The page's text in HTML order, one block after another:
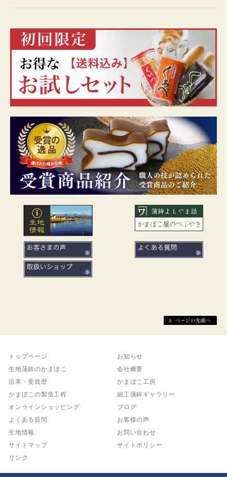
トップページ
お知らせ
生地蒲鉾のかまぼこ
会社概要
沿革・受賞歴
かまぼこ工房
かまぼこの製造工程
細工蒲鉾ギャラリー
オンラインショッピング
ブログ
よくある質問
お客様の声
生地情報
お問い合わせ
サイトマップ
サイトポリシー
リンク